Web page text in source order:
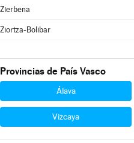
Zierbena
Ziortza-Bolibar
Provincias de País Vasco
Álava
Vizcaya